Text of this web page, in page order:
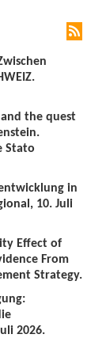
the quest
Stato
in
10. Juli
Effect of
From
Strategy.
2026.